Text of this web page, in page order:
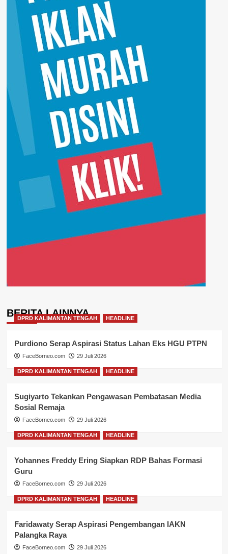
BERITA LAINNYA
DPRD KALIMANTAN TENGAH HEADLINE
Purdiono Serap Aspirasi Status Lahan Eks HGU PTPN
FaceBorneo.com 29 Juli 2026
DPRD KALIMANTAN TENGAH HEADLINE
Sugiyarto Tekankan Pengawasan Pembatasan Media
Sosial Remaja
FaceBorneo.com 29 Juli 2026
DPRD KALIMANTAN TENGAH HEADLINE
Yohannes Freddy Ering Siapkan RDP Bahas Formasi
Guru
FaceBorneo.com 29 Juli 2026
DPRD KALIMANTAN TENGAH HEADLINE
Faridawaty Serap Aspirasi Pengembangan IAKN
Palangka Raya
FaceBorneo.com 29 Juli 2026